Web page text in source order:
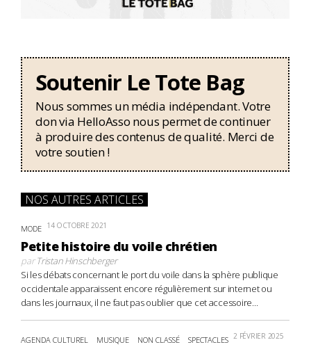
Soutenir Le Tote Bag
Nous sommes un média indépendant. Votre
don via HelloAsso nous permet de continuer
à produire des contenus de qualité. Merci de
votre soutien !
NOS AUTRES ARTICLES
MODE 14 OCTOBRE 2021
Petite histoire du voile chrétien
parTristan Hinschberger
Si les débats concernant le port du voile dans la sphère publique
occidentale apparaissent encore régulièrement sur internet ou
dans les journaux, il ne faut pas oublier que cet accessoire...
AGENDA CULTUREL MUSIQUE NON CLASSÉ SPECTACLES 2 FÉVRIER 2025